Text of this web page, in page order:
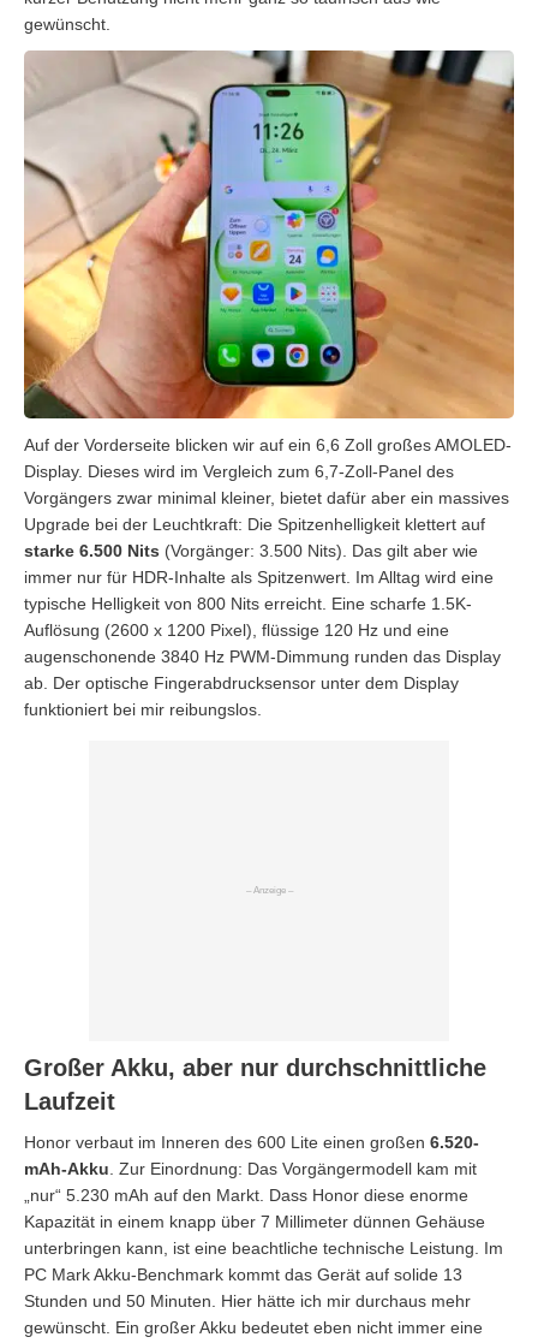
gewünscht.
Auf der Vorderseite blicken wir auf ein 6,6 Zoll großes AMOLED-
Display. Dieses wird im Vergleich zum 6,7-Zoll-Panel des
Vorgängers zwar minimal kleiner, bietet dafür aber ein massives
Upgrade bei der Leuchtkraft: Die Spitzenhelligkeit klettert auf
starke 6.500 Nits (Vorgänger: 3.500 Nits). Das gilt aber wie
immer nur für HDR-Inhalte als Spitzenwert. Im Alltag wird eine
typische Helligkeit von 800 Nits erreicht. Eine scharfe 1.5K-
Auflösung (2600 x 1200 Pixel), flüssige 120 Hz und eine
augenschonende 3840 Hz PWM-Dimmung runden das Display
ab. Der optische Fingerabdrucksensor unter dem Display
funktioniert bei mir reibungslos.
Großer Akku, aber nur durchschnittliche
Laufzeit
Honor verbaut im Inneren des 600 Lite einen großen 6.520-
mAh-Akku. Zur Einordnung: Das Vorgängermodell kam mit
„nur“ 5.230 mAh auf den Markt. Dass Honor diese enorme
Kapazität in einem knapp über 7 Millimeter dünnen Gehäuse
unterbringen kann, ist eine beachtliche technische Leistung. Im
PC Mark Akku-Benchmark kommt das Gerät auf solide 13
Stunden und 50 Minuten. Hier hätte ich mir durchaus mehr
gewünscht. Ein großer Akku bedeutet eben nicht immer eine